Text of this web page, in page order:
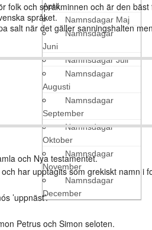
April
Namnsdagar Maj
Namnsdagar
Juni
Namnsdagar Juli
Namnsdagar
Augusti
Namnsdagar
September
Namnsdagar
Oktober
Namnsdagar
November
Namnsdagar
December
folk och språkminnen och är den
språket.
salt när det gäller sanningshalten
och Nya testamentet.
har upptagits som grekiskt namn i
’uppnäst’.
Petrus och Simon seloten.